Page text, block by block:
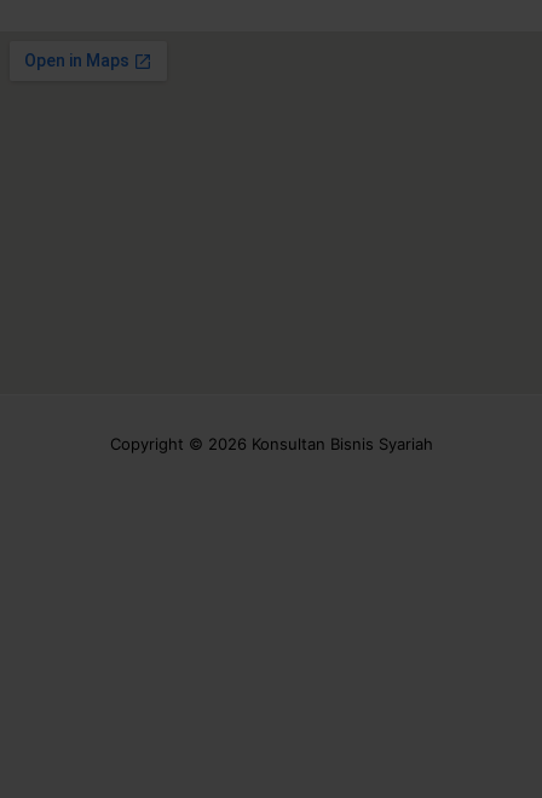
Copyright © 2026 Konsultan Bisnis Syariah